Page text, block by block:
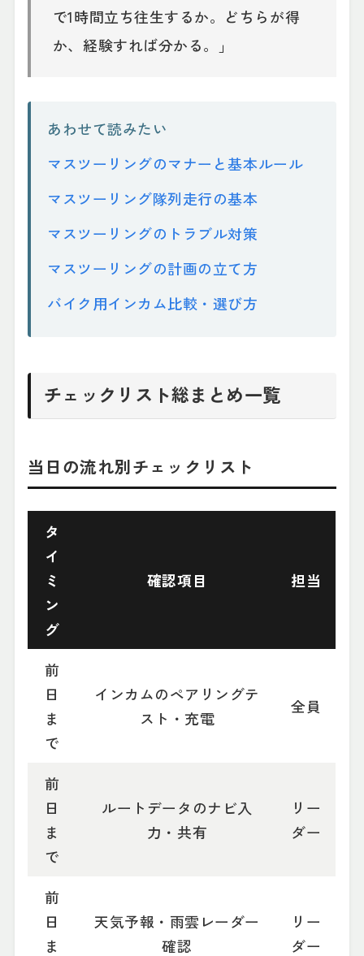
で1時間立ち往生するか。どちらが得
か、経験すれば分かる。」
あわせて読みたい
マスツーリングのマナーと基本ルール
マスツーリング隊列走行の基本
マスツーリングのトラブル対策
マスツーリングの計画の立て方
バイク用インカム比較・選び方
チェックリスト総まとめ一覧
当日の流れ別チェックリスト
タ
イ
ミ
ン
グ
確認項目 担当
前
日
ま
で
インカムのペアリングテ
スト・充電
全員
前
日
ま
で
ルートデータのナビ入
力・共有
リー
ダー
前
日
ま
天気予報・雨雲レーダー
確認
リー
ダー